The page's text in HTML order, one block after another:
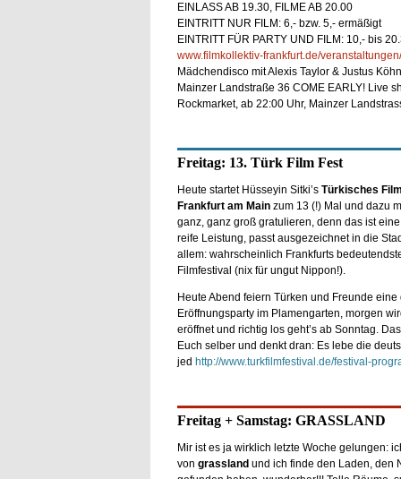
EINLASS AB 19.30, FILME AB 20.00
EINTRITT NUR FILM: 6,- bzw. 5,- ermäßigt
EINTRITT FÜR PARTY UND FILM: 10,- bis
www.filmkollektiv-frankfurt.de/
Mädchendisco mit Alexis Taylor & Justus
Mainzer Landstraße 36 COME EARLY! Live
Rockmarket, ab 22:00 Uhr, Mainzer
Freitag: 13. Türk Film Fest
Heute startet Hüsseyin Sitki’s Türkisches
Frankfurt am Mainzum 13 (!) Mal und dazu
ganz, ganz groß gratulieren, denn das ist
reife Leistung, passt ausgezeichnet in die
allem: wahrscheinlich Frankfurts
Filmfestival (nix für ungut Nippon!).
Heute Abend feiern Türken und Freunde
Eröffnungsparty im Plamengarten, morgen
eröffnet und richtig los geht’s ab Sonntag.
Euch selber und denkt dran: Es lebe die
jed http://www.turkfilmfestival.de/festival-
Freitag + Samstag: GRASSLAND
Mir ist es ja wirklich letzte Woche gelungen:
von grassland und ich finde den Laden, den